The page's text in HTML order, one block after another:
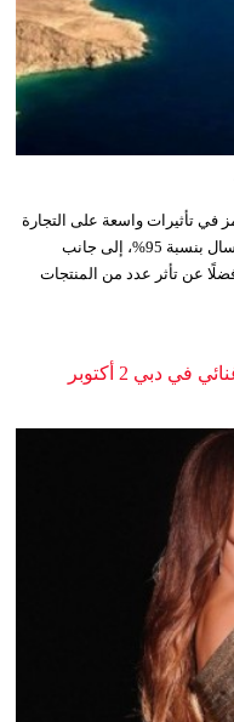
تأثيرات واسعة على التجارة
العالمية، مع تراجع صادرات الغاز الطبيعي المسال بنسبة 95%، إلى جانب
أسمدة اليوريا بنسبة 83%، فضلًا عن تأثر عدد من المنتجات
دبي 2 أكتوبر